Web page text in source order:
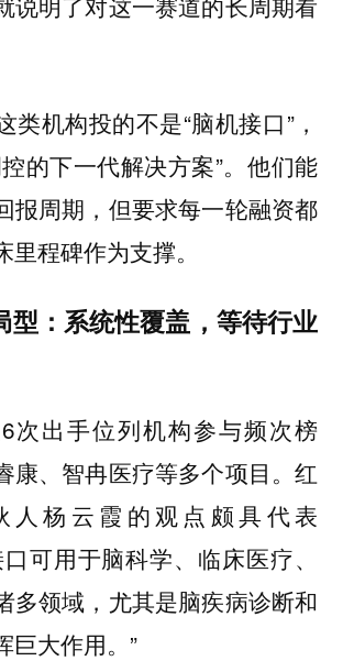
类机构投的不是“脑机接口”，
的下一代解决方案”。他们能
报周期，但要求每一轮融资都
里程碑作为支撑。
型：系统性覆盖，等待行业
次出手位列机构参与频次榜
康、智冉医疗等多个项目。红
人杨云霞的观点颇具代表
可用于脑科学、临床医疗、
多领域，尤其是脑疾病诊断和
巨大作用。”